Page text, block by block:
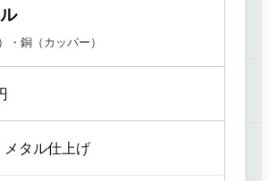
・銅（カッパー）
タル仕上げ